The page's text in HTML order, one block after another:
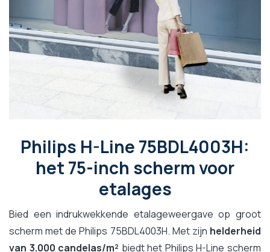
Philips H-Line 75BDL4003H:
het 75-inch scherm voor
etalages
Bied een indrukwekkende etalageweergave op groot
scherm met de Philips 75BDL4003H. Met zijn helderheid
van 3.000 candelas/m² biedt het Philips H-Line scherm